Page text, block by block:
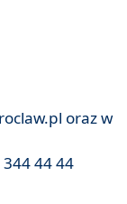
oraz w
44 44